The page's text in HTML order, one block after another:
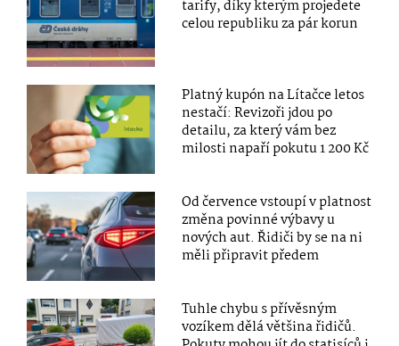
tarify, díky kterým projedete
celou republiku za pár korun
Platný kupón na Lítačce letos
nestačí: Revizoři jdou po
detailu, za který vám bez
milosti napaří pokutu 1 200 Kč
Od července vstoupí v platnost
změna povinné výbavy u
nových aut. Řidiči by se na ni
měli připravit předem
Tuhle chybu s přívěsným
vozíkem dělá většina řidičů.